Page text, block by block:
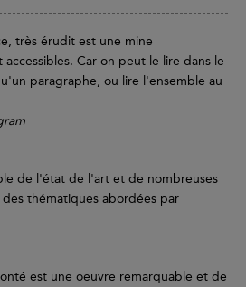
très érudit est une mine
Car on peut le lire dans le
paragraphe, ou lire l'ensemble au
de l'état de l'art et de nombreuses
thématiques abordées par
est une oeuvre remarquable et de